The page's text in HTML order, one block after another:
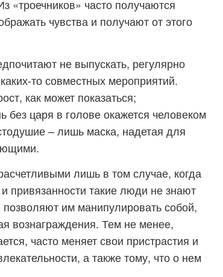
«троечников» часто получаются
чувства и получают от этого
не выпускать, регулярно
то совместных мероприятий.
как может показаться;
без царя в голове окажется человеком
– лишь маска, надетая для
лишь в том случае, когда
привязанности такие люди не знают
им манипулировать собой,
вознаграждения. Тем не менее,
часто меняет свои пристрастия и
а также тому, что о нем